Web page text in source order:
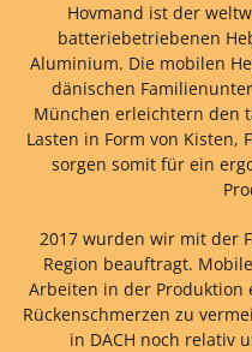
Hovmand ist der
batteriebetriebenen
Aluminium. Die mobilen
dänischen
München erleichtern den
Lasten in Form von Kisten,
sorgen somit für ein
2017 wurden wir mit der
Region beauftragt.
Arbeiten in der Produktion
Rückenschmerzen zu
in DACH noch relativ